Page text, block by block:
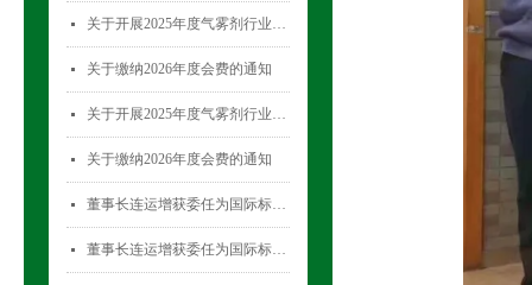
넷 关于开展2025年度气雾剂行业数据统计工作的通知
넷 关于缴纳2026年度会费的通知
넷 关于开展2025年度气雾剂行业数据统计工作的通知
넷 关于缴纳2026年度会费的通知
넷 董事长连运增获委任为国际标准化组织薄壁金属容器技术委员会(ISO/TC52)主席
넷 董事长连运增获委任为国际标准化组织薄壁金属容器技术委员会(ISO/TC52)主席